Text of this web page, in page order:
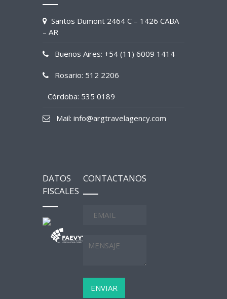
Santos Dumont 2464 C – 1426 CABA
– AR
Buenos Aires: +54 (11) 6009 1414
Rosario: 512 2206
Córdoba: 535 0189
Mail: info@argtravelagency.com
DATOS
FISCALES
CONTACTANOS